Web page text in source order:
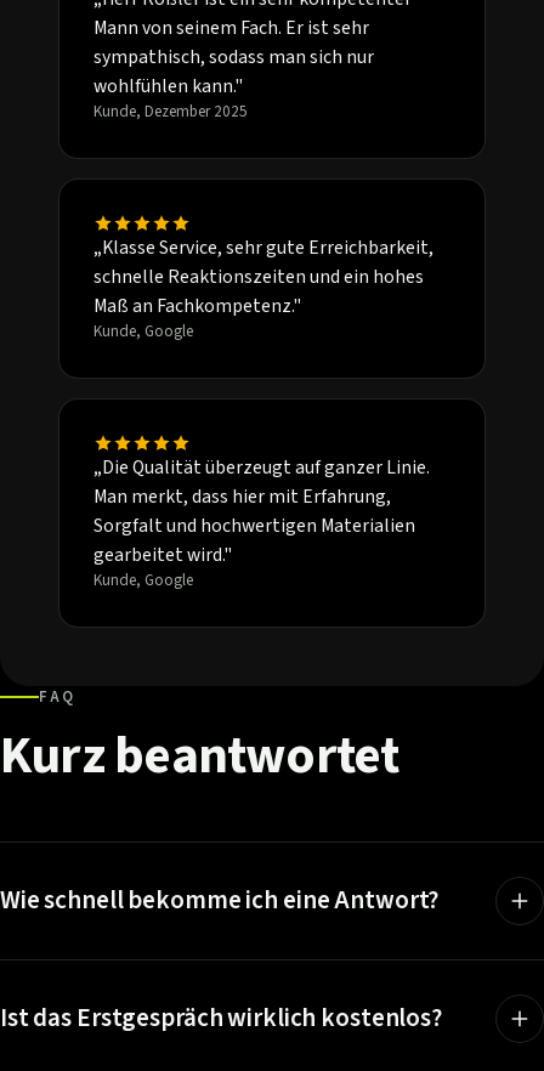
Mann von seinem Fach. Er ist sehr
sympathisch, sodass man sich nur
wohlfühlen kann."
Kunde, Dezember 2025
„Klasse Service, sehr gute Erreichbarkeit,
schnelle Reaktionszeiten und ein hohes
Maß an Fachkompetenz."
Kunde, Google
„Die Qualität überzeugt auf ganzer Linie.
Man merkt, dass hier mit Erfahrung,
Sorgfalt und hochwertigen Materialien
gearbeitet wird."
Kunde, Google
FAQ
Kurzbeantwortet
Wie schnell bekomme ich eine Antwort?
Ist das Erstgespräch wirklich kostenlos?